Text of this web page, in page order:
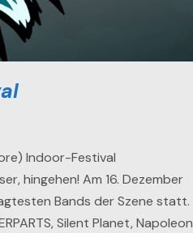
Indoor-Festival
hingehen! Am 16. Dezember
Bands der Szene statt.
Silent Planet,